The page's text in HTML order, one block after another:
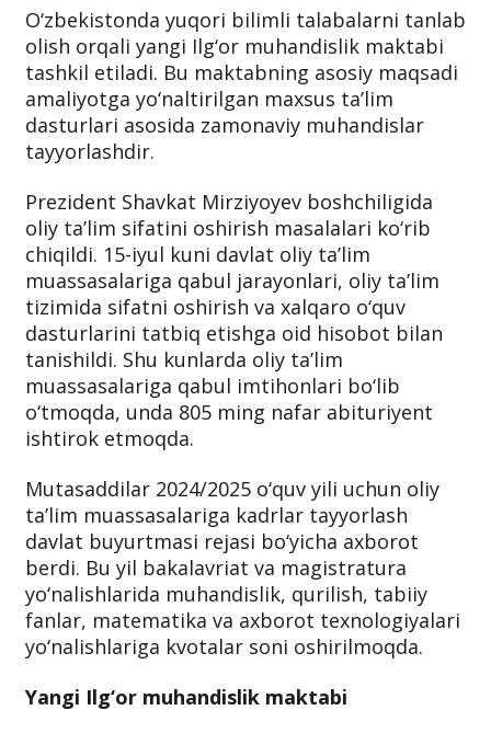
O‘zbekistonda yuqori bilimli talabalarni tanlab
olish orqali yangi Ilg‘or muhandislik maktabi
tashkil etiladi. Bu maktabning asosiy maqsadi
amaliyotga yo‘naltirilgan maxsus ta’lim
dasturlari asosida zamonaviy muhandislar
tayyorlashdir.
Prezident Shavkat Mirziyoyev boshchiligida
oliy ta’lim sifatini oshirish masalalari ko‘rib
chiqildi. 15-iyul kuni davlat oliy ta’lim
muassasalariga qabul jarayonlari, oliy ta’lim
tizimida sifatni oshirish va xalqaro o‘quv
dasturlarini tatbiq etishga oid hisobot bilan
tanishildi. Shu kunlarda oliy ta’lim
muassasalariga qabul imtihonlari bo‘lib
o‘tmoqda, unda 805 ming nafar abituriyent
ishtirok etmoqda.
Mutasaddilar 2024/2025 o‘quv yili uchun oliy
ta’lim muassasalariga kadrlar tayyorlash
davlat buyurtmasi rejasi bo‘yicha axborot
berdi. Bu yil bakalavriat va magistratura
yo‘nalishlarida muhandislik, qurilish, tabiiy
fanlar, matematika va axborot texnologiyalari
yo‘nalishlariga kvotalar soni oshirilmoqda.
Yangi Ilg‘or muhandislik maktabi